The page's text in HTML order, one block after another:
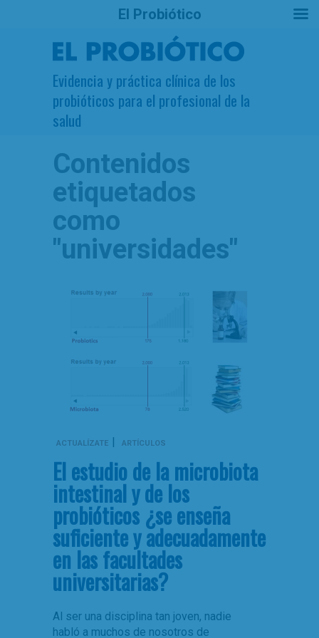
Evidencia y práctica clínica de los
probióticos para el profesional de la
salud
Contenidos
etiquetados
como
"universidades"
ACTUALÍZATE | ARTÍCULOS
El estudio de la microbiota
intestinal y de los
probióticos ¿se enseña
suficiente y adecuadamente
en las facultades
universitarias?
Al ser una disciplina tan joven, nadie
habló a muchos de nosotros de
El Probiótico